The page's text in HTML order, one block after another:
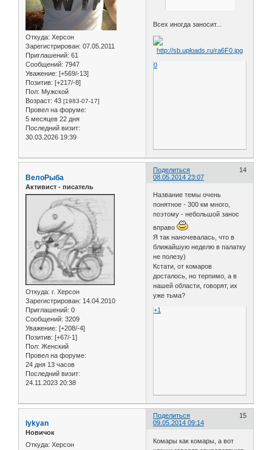
Откуда: Херсон
Зарегистрирован: 07.05.2011
Приглашений: 61
Сообщений: 7947
Уважение: [+569/-13]
Позитив: [+217/-8]
Пол: Мужской
Возраст: 43 [1983-07-17]
Провел на форуме:
5 месяцев 22 дня
Последний визит:
30.03.2026 19:39
Всех иногда заносит...
0
Поделиться
14
08.05.2014 23:07
ВелоРыба
Активист - писатель
Откуда: г. Херсон
Зарегистрирован: 14.04.2010
Приглашений: 0
Сообщений: 3209
Уважение: [+208/-4]
Позитив: [+67/-1]
Пол: Женский
Провел на форуме:
24 дня 13 часов
Последний визит:
24.11.2023 20:38
Название темы очень
понятное - 300 км много,
поэтому - небольшой занос
вправо
Я так наночевалась, что в
ближайшую неделю в палатку
не полезу)
Кстати, от комаров
досталось, но терпимо, а в
нашей области, говорят, их
уже тьма?
+1
Поделиться
15
09.05.2014 09:14
lykyan
Новичок
Откуда: Херсон
Комары как комары, а вот